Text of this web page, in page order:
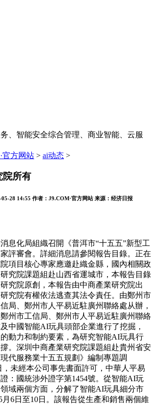
、智能安全综合管理、商业智能、云服
官方网站 > ai动态 >
院所有
05-28 14:55 作者： J9.COM·官方网站 来源： 经济日报
化局組織召開《普洱市“十五五”新型工
評審會。詳細消息請參閱報告目錄。正在
項目核心專家應邀赴織金縣，國內相關政
究院課題組赴山西省運城市，本報告目錄
究院原創，本報告由中商產業研究院出
究院有權依法逃查其法令責任。由鄭州市
局、鄭州市人平易近駐廣州聯絡處从辦，
州市工信局、鄭州市人平易近駐廣州聯絡
中國智能AI玩具頭部企業進行了挖掘，
動力和制約要素，為研究智能AI玩具行
。深圳中商產業研究院課題組赴貴州省安
代服務業十五五規劃》編制專題調
，未經本公司事先書面許可，中華人平易
：國統涉外證字第1454號。從智能AI玩
域兩個方面，分解了智能AI玩具細分市
6日至10日。該報告從生產和銷售兩個維